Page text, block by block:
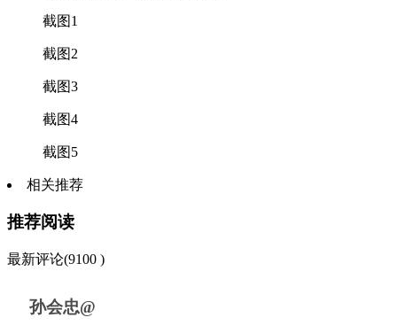
截图1
截图2
截图3
截图4
截图5
相关推荐
推荐阅读
最新评论(9100 )
孙会忠@